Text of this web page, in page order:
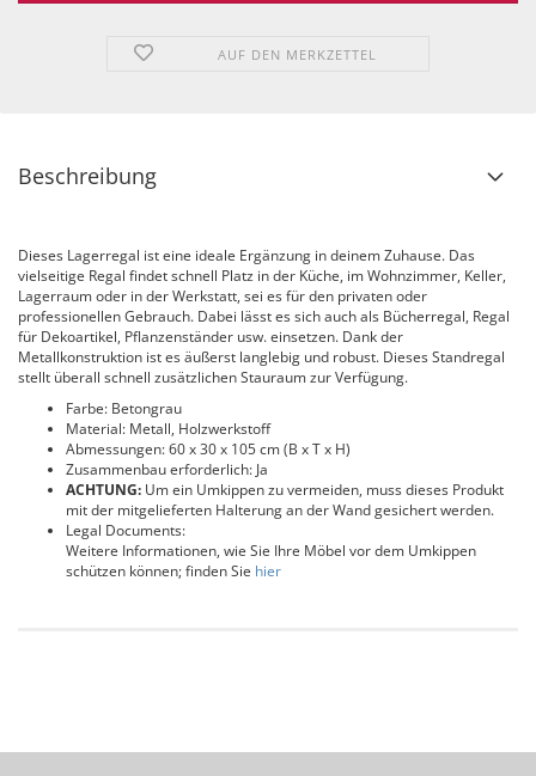
AUF DEN MERKZETTEL
Beschreibung
Dieses Lagerregal ist eine ideale Ergänzung in deinem Zuhause. Das
vielseitige Regal findet schnell Platz in der Küche, im Wohnzimmer, Keller,
Lagerraum oder in der Werkstatt, sei es für den privaten oder
professionellen Gebrauch. Dabei lässt es sich auch als Bücherregal, Regal
für Dekoartikel, Pflanzenständer usw. einsetzen. Dank der
Metallkonstruktion ist es äußerst langlebig und robust. Dieses Standregal
stellt überall schnell zusätzlichen Stauraum zur Verfügung.
Farbe: Betongrau
Material: Metall, Holzwerkstoff
Abmessungen: 60 x 30 x 105 cm (B x T x H)
Zusammenbau erforderlich: Ja
ACHTUNG: Um ein Umkippen zu vermeiden, muss dieses Produkt
mit der mitgelieferten Halterung an der Wand gesichert werden.
Legal Documents:
Weitere Informationen, wie Sie Ihre Möbel vor dem Umkippen
schützen können; finden Sie hier